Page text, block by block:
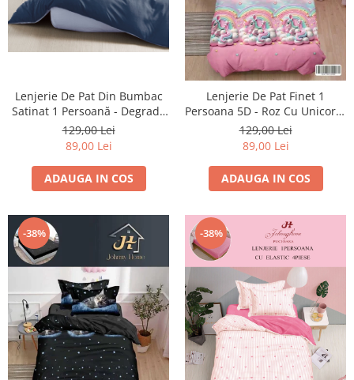
Lenjerie De Pat Din Bumbac
Satinat 1 Persoană - Degrade
Albastru
129,00 Lei
89,00 Lei
ADAUGA IN COS
Lenjerie De Pat Finet 1
Persoana 5D - Roz Cu Unicorni
Pe Norisori
129,00 Lei
89,00 Lei
ADAUGA IN COS
-38% -38%